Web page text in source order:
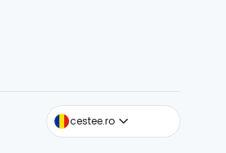
cestee.ro
cestee.com
cestee.sk